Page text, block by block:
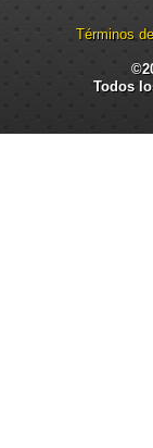
Términos
Todos